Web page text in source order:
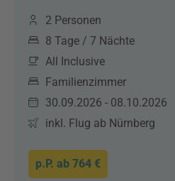
2 Personen
8 Tage / 7 Nächte
All Inclusive
Familienzimmer
30.09.2026 - 08.10.2026
inkl. Flug ab Nürnberg
p.P. ab 764 €